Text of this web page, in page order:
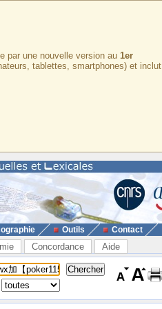
par une nouvelle version au 1er
tablettes, smartphones) et inclut
Outils Contact
Concordance Aide